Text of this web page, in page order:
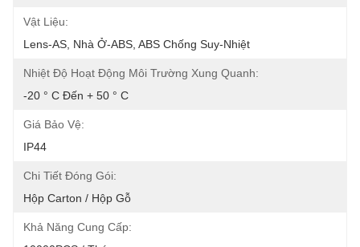
Vật Liệu:
Lens-AS, Nhà Ở-ABS, ABS Chống Suy-Nhiệt
Nhiệt Độ Hoạt Động Môi Trường Xung Quanh:
-20 ° C Đến + 50 ° C
Giá Bảo Vệ:
IP44
Chi Tiết Đóng Gói:
Hộp Carton / Hộp Gỗ
Khả Năng Cung Cấp: